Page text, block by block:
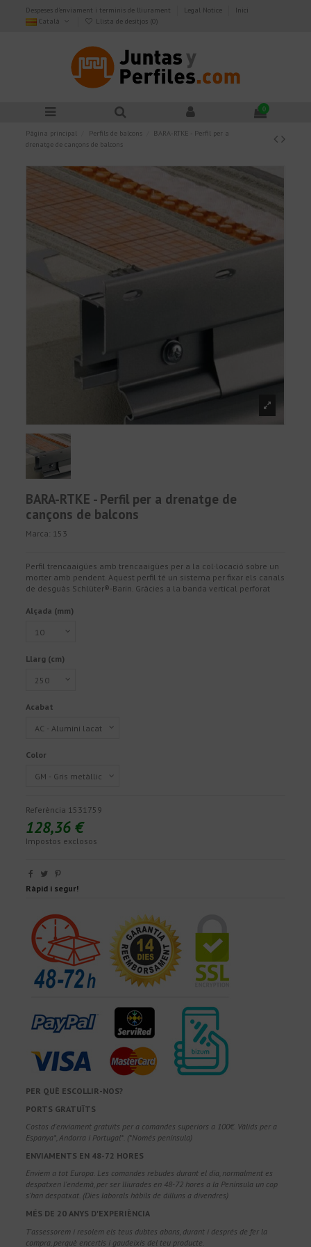
Despeses d'enviament i terminis de lliurament Legal Notice
Inici
Català
Llista de desitjos (0)
0
Pàgina principal Perfils de balcons
BARA-RTKE - Perfil per a
drenatge de cançons de balcons
BARA-RTKE - Perfil per a drenatge de
cançons de balcons
Marca: 153
Perfil trencaaigües amb trencaaigües per a la col·locació sobre un
morter amb pendent. Aquest perfil té un sistema per fixar els canals
de desguàs Schlüter®-Barin. Gràcies a la banda vertical perforat
Alçada (mm)
Llarg (cm)
Acabat
Color
Referència 1531759
128,36 €
Impostos exclosos
Ràpid i segur!
PER QUÈ ESCOLLIR-NOS?
PORTS GRATUÏTS
Costos d'enviament gratuïts per a comandes superiors a 100€. Vàlids per a
Espanya*, Andorra i Portugal*. (*Només península)
ENVIAMENTS EN 48-72 HORES
Enviem a tot Europa. Les comandes rebudes durant el dia, normalment es
despatxen l'endemà, per ser lliurades en 48-72 hores a la Península un cop
s'han despatxat. (Dies laborals hàbils de dilluns a divendres)
MÉS DE 20 ANYS D'EXPERIÈNCIA
T'assessorem i resolem els teus dubtes abans, durant i després de fer la
compra, perquè encertis i gaudeixis del teu producte.